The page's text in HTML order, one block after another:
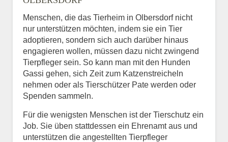
Menschen, die das Tierheim in Olbersdorf nicht
nur unterstützen möchten, indem sie ein Tier
adoptieren, sondern sich auch darüber hinaus
engagieren wollen, müssen dazu nicht zwingend
Tierpfleger sein. So kann man mit den Hunden
Gassi gehen, sich Zeit zum Katzenstreicheln
nehmen oder als Tierschützer Pate werden oder
Spenden sammeln.
Für die wenigsten Menschen ist der Tierschutz ein
Job. Sie üben stattdessen ein Ehrenamt aus und
unterstützen die angestellten Tierpfleger